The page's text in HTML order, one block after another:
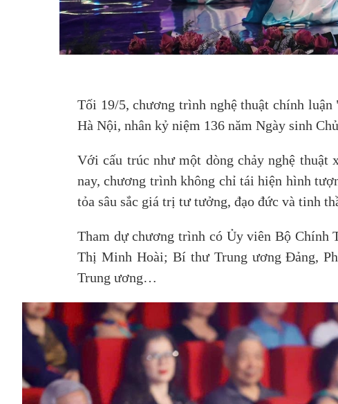
Tối 19/5, chương trình nghệ thuật chính
Hà Nội, nhân kỷ niệm 136 năm Ngày sinh
Với cấu trúc như một dòng chảy nghệ
nay, chương trình không chỉ tái hiện hình
tỏa sâu sắc giá trị tư tưởng, đạo đức và tinh
Tham dự chương trình có Ủy viên Bộ
Thị Minh Hoài; Bí thư Trung ương Đảng,
Trung ương…